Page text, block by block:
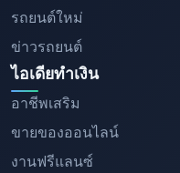
รถยนต์ใหม่
ข่าวรถยนต์
ไอเดียทำเงิน
อาชีพเสริม
ขายของออนไลน์
งานฟรีแลนซ์